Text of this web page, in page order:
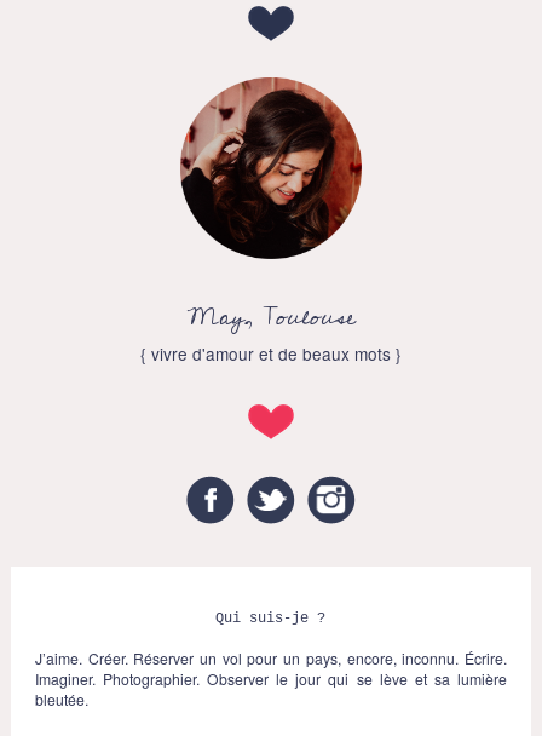
May, Toulouse
{ vivre d'amour et de beaux mots }
FacebookTwitter
Qui suis-je ?
J’aime. Créer. Réserver un vol pour un pays, encore, inconnu. Écrire.
Imaginer. Photographier. Observer le jour qui se lève et sa lumière
bleutée.